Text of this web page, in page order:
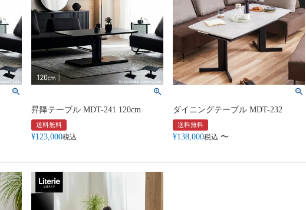
昇降テーブル MDT-241 120cm
送料無料
¥123,000税込
ダイニングテーブル MDT-232
送料無料
¥138,000税込 〜